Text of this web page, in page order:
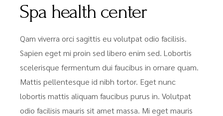
Spa health center
Qam viverra orci sagittis eu volutpat odio facilisis.
Sapien eget mi proin sed libero enim sed. Lobortis
scelerisque fermentum dui faucibus in ornare quam.
Mattis pellentesque id nibh tortor. Eget nunc
lobortis mattis aliquam faucibus purus in. Volutpat
odio facilisis mauris sit amet massa. Mi eget mauris